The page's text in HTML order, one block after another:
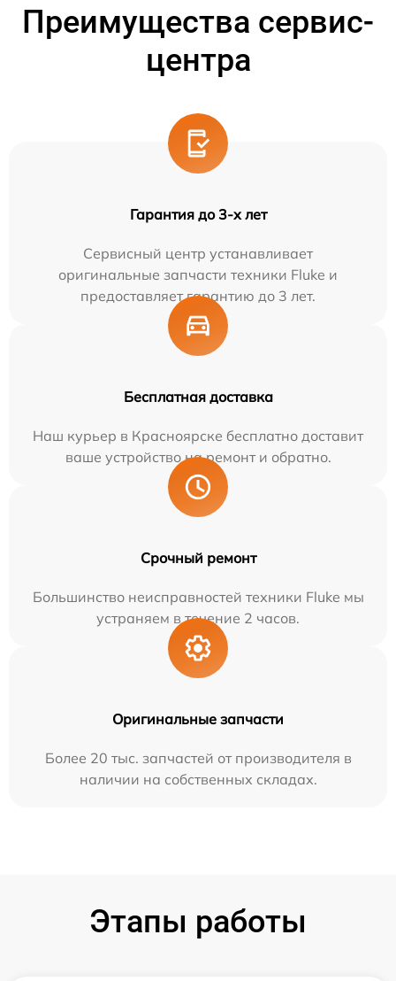
Преимущества сервис-
центра
Гарантия до 3-х лет
Сервисный центр устанавливает
оригинальные запчасти техники Fluke и
предоставляет гарантию до 3 лет.
Бесплатная доставка
Наш курьер в Красноярске бесплатно доставит
ваше устройство на ремонт и обратно.
Срочный ремонт
Большинство неисправностей техники Fluke мы
устраняем в течение 2 часов.
Оригинальные запчасти
Более 20 тыс. запчастей от производителя в
наличии на собственных складах.
Этапы работы